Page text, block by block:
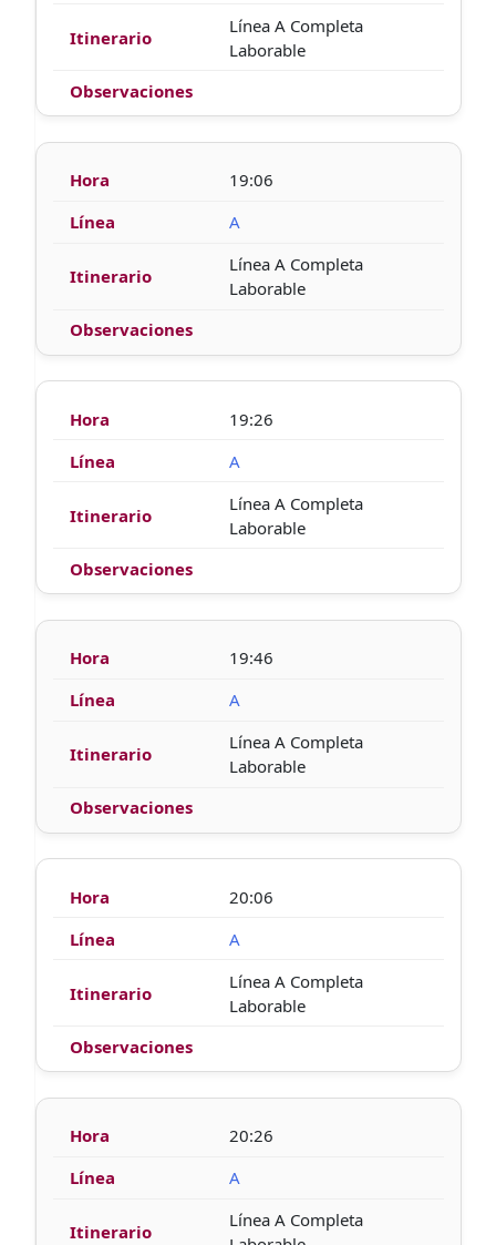
Línea A Completa
Laborable
19:06
A
Línea A Completa
Laborable
19:26
A
Línea A Completa
Laborable
19:46
A
Línea A Completa
Laborable
20:06
A
Línea A Completa
Laborable
20:26
A
Línea A Completa